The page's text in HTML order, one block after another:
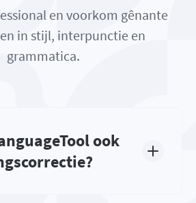
en voorkom gênante
in stijl, interpunctie en
grammatica.
ook